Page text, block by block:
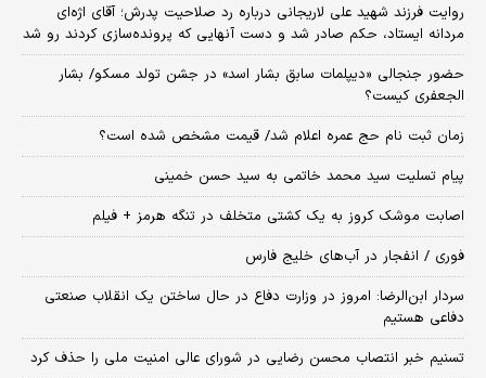
روایت فرزند شهید علی لاریجانی درباره رد صلاحیت پدرش؛ آقای اژه‌ای
مردانه ایستاد، حکم صادر شد و دست آنهایی که پرونده‌سازی کردند رو شد
حضور جنجالی «دیپلمات سابق بشار اسد» در جشن تولد مسکو/ بشار
الجعفری کیست؟
زمان ثبت‌ نام حج عمره اعلام شد/ قیمت مشخص شده است؟
پیام تسلیت سید محمد خاتمی به سید حسن خمینی
اصابت موشک کروز به یک کشتی متخلف در تنگه هرمز + فیلم
فوری / انفجار در آب‌های خلیج فارس
سردار ابن‌الرضا: امروز در وزارت دفاع در حال ساختن یک انقلاب صنعتی
دفاعی هستیم
تسنیم خبر انتصاب محسن رضایی در شورای عالی امنیت ملی را حذف کرد